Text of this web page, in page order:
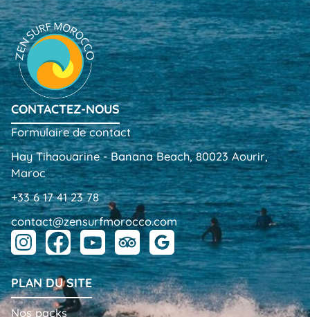
CONTACTEZ-NOUS
Formulaire de contact
Hay Tihaouarine - Banana Beach, 80023 Aourir,
Maroc
+33 6 17 41 23 78
contact@zensurfmorocco.com
PLAN DU SITE
Nos packs